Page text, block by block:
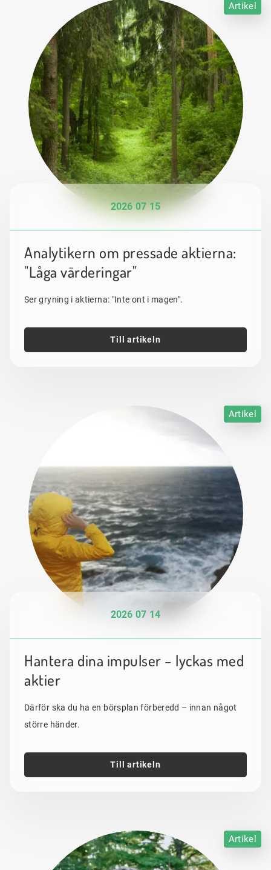
Artikel
2026 07 15
Analytikern om pressade aktierna:
"Låga värderingar"
Ser gryning i aktierna: "Inte ont i magen".
Till artikeln
Artikel
2026 07 14
Hantera dina impulser – lyckas med
aktier
Därför ska du ha en börsplan förberedd – innan något
större händer.
Till artikeln
Artikel